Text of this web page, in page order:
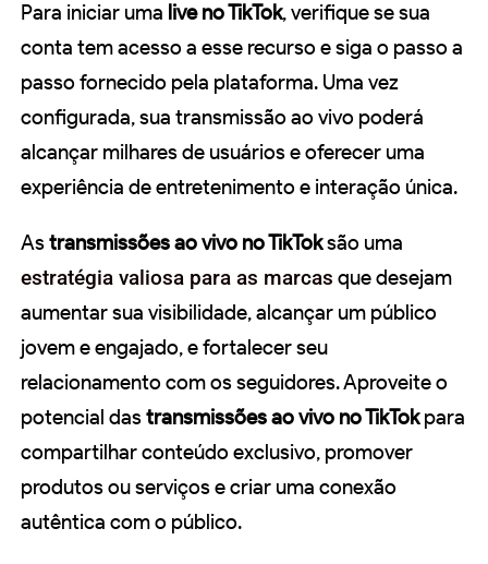
Para iniciar uma live no TikTok, verifique se sua
conta tem acesso a esse recurso e siga o passo a
passo fornecido pela plataforma. Uma vez
configurada, sua transmissão ao vivo poderá
alcançar milhares de usuários e oferecer uma
experiência de entretenimento e interação única.
Astransmissões ao vivo no TikToksão uma
estratégia valiosa para as marcas que desejam
aumentar sua visibilidade, alcançar um público
jovem e engajado, e fortalecer seu
relacionamento com os seguidores. Aproveite o
potencial dastransmissões ao vivo no TikTokpara
compartilhar conteúdo exclusivo, promover
produtos ou serviços e criar uma conexão
autêntica com o público.